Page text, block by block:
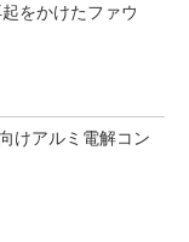
をかけたファウ
けアルミ電解コン